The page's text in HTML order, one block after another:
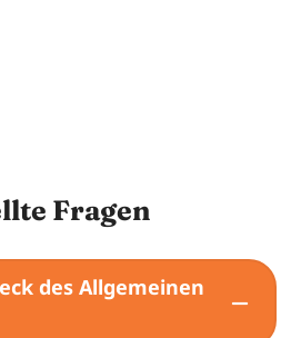
Fragen
des Allgemeinen